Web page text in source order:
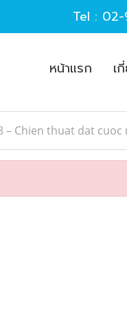
Tel :
หน้าแรก เ
– Chien thuat dat cuoc